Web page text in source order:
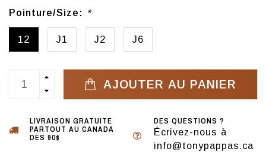
Pointure/Size: *
12 J1 J2 J6
AJOUTER AU PANIER
LIVRAISON GRATUITE
PARTOUT AU CANADA
DÈS 90$
DES QUESTIONS ?
Écrivez-nous à
info@tonypappas.ca